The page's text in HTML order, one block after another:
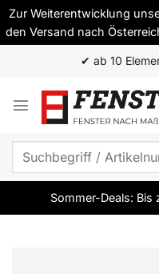
Zur Weiterentwicklung
den Versand nach
springen
✔ ab 10
Suchen
Sommer-Deals: Bis